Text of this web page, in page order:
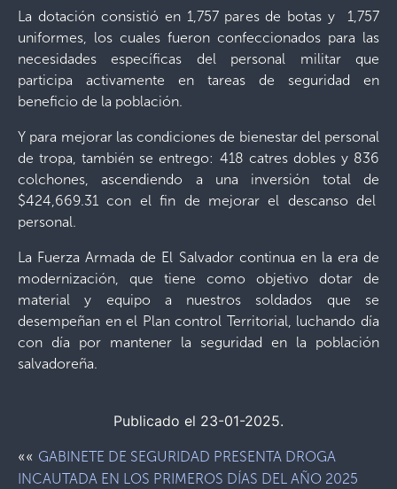
La dotación consistió en 1,757 pares de botas y 1,757
uniformes, los cuales fueron confeccionados para las
necesidades específicas del personal militar que
participa activamente en tareas de seguridad en
beneficio de la población.
Y para mejorar las condiciones de bienestar del personal
de tropa, también se entrego: 418 catres dobles y 836
colchones, ascendiendo a una inversión total de
$424,669.31 con el fin de mejorar el descanso del
personal.
La Fuerza Armada de El Salvador continua en la era de
modernización, que tiene como objetivo dotar de
material y equipo a nuestros soldados que se
desempeñan en el Plan control Territorial, luchando día
con día por mantener la seguridad en la población
salvadoreña.
Publicado el 23-01-2025.
«« GABINETE DE SEGURIDAD PRESENTA DROGA
INCAUTADA EN LOS PRIMEROS DÍAS DEL AÑO 2025